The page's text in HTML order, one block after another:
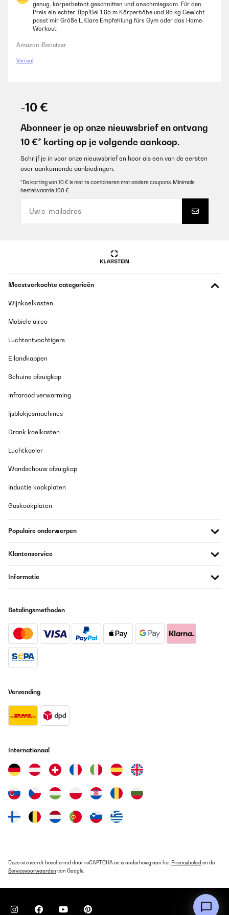
genug, körperbetont geschnitten und anschmiegsam. Für den
Preis ein echter Tipp!Bei 1,85 m Körperhöhe und 95 kg Gewicht
passt mir Größe L.Klare Empfehlung fürs Gym oder das Home-
Workout!
Amazon-Benutzer
Vertaal
-10 €
Abonneer je op onze nieuwsbrief en ontvang
10 €* korting op je volgende aankoop.
Schrijf je in voor onze nieuwsbrief en hoor als een van de eersten
over aankomende aanbiedingen.
*De korting van 10 € is niet te combineren met andere coupons. Minimale
bestelwaarde 100 €.
Meestverkochte categorieën
Wijnkoelkasten
Mobiele airco
Luchtontvochtigers
Eilandkappen
Schuine afzuigkap
Infrarood verwarming
Ijsblokjesmachines
Drank koelkasten
Luchtkoeler
Wandschouw afzuigkap
Inductie kookplaten
Gaskookplaten
Populaire onderwerpen
Klantenservice
Informatie
Betalingsmethoden
Verzending
Internationaal
Deze site wordt beschermd door reCAPTCHA en is onderhevig aan het Privacybeleid en de
Servicevoorwaarden van Google.